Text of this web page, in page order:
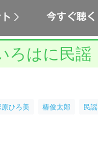
ろはに民謡
原ひろ美 椿俊太郎 民謡